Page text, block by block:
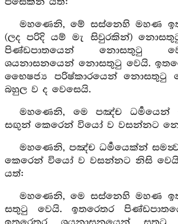
මහණෙනි, මේ සස්නෙහි මහණ
(ලද පරිදි යම් මැ සිවුරකින්)
පිණ්ඩපාතයෙන් නොසතුටු
ශයනාසනයෙන් නොසතුටු වෙයි.
භෛෂජ්‍ය පරිෂ්කාරයෙන් නොසතුටු
බහුල ව ද වෙසෙයි.
මහණෙනි, මෙ පඤ්ච ධර්‍මයෙන්
සඟුන් කෙරෙන් වියෝ ව වසන්නට
මහණෙනි, පඤ්ච ධර්‍මයෙක්න්
කෙරෙන් වියෝ ව වසන්නට නිසි
යත්:
මහණෙනි, මෙ සස්නෙහි මහණ
සතුටු වෙයි. ඉතරෙතර